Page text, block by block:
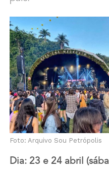
Foto: Arquivo Sou Petrópolis
Dia: 23 e 24 abril